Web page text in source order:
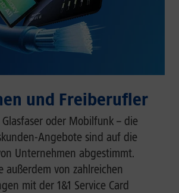
und Freiberufler
Glasfaser oder Mobilfunk – die
Angebote sind auf die
Unternehmen abgestimmt.
außerdem von zahlreichen
mit der 1&1 Service Card